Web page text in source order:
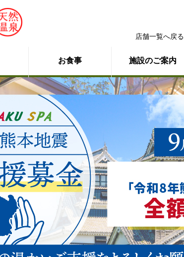
お食事 施設のご案内
店舗一覧へ戻る